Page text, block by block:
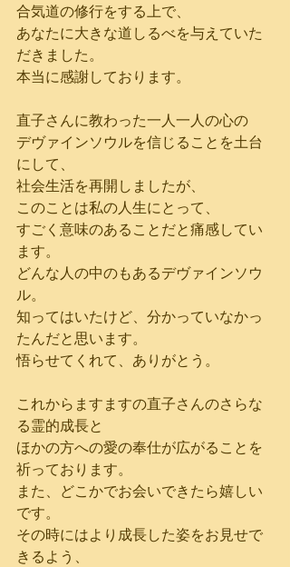
合気道の修行をする上で、
あなたに大きな道しるべを与えていた
だきました。
本当に感謝しております。
直子さんに教わった一人一人の心の
デヴァインソウルを信じることを土台
にして、
社会生活を再開しましたが、
このことは私の人生にとって、
すごく意味のあることだと痛感してい
ます。
どんな人の中のもあるデヴァインソウ
ル。
知ってはいたけど、分かっていなかっ
たんだと思います。
悟らせてくれて、ありがとう。
これからますますの直子さんのさらな
る霊的成長と
ほかの方への愛の奉仕が広がることを
祈っております。
また、どこかでお会いできたら嬉しい
です。
その時にはより成長した姿をお見せで
きるよう、